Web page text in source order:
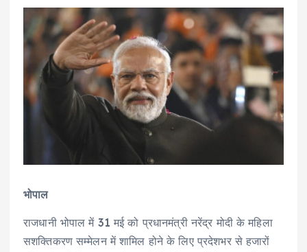
भोपाल
राजधानी भोपाल में 31 मई को प्रधानमंत्री नरेंद्र मोदी के महिला
सशक्तिकरण सम्मेलन में शामिल होने के लिए प्रदेशभर से हजारों